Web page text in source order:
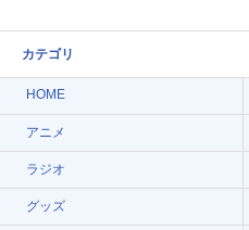
カテゴリ
HOME
アニメ
ラジオ
グッズ